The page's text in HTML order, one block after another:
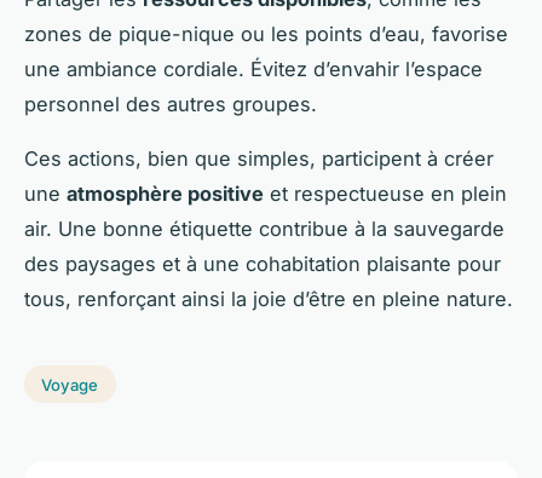
zones de pique-nique ou les points d’eau, favorise
une ambiance cordiale. Évitez d’envahir l’espace
personnel des autres groupes.
Ces actions, bien que simples, participent à créer
une atmosphère positive et respectueuse en plein
air. Une bonne étiquette contribue à la sauvegarde
des paysages et à une cohabitation plaisante pour
tous, renforçant ainsi la joie d’être en pleine nature.
Voyage